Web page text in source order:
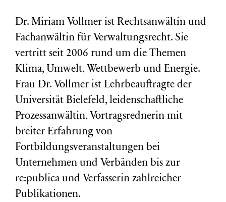
Dr. Miriam Vollmer ist Rechtsanwältin und
Fachanwältin für Verwaltungsrecht. Sie
vertritt seit 2006 rund um die Themen
Klima, Umwelt, Wettbewerb und Energie.
Frau Dr. Vollmer ist Lehrbeauftragte der
Universität Bielefeld, leidenschaftliche
Prozessanwältin, Vortragsrednerin mit
breiter Erfahrung von
Fortbildungsveranstaltungen bei
Unternehmen und Verbänden bis zur
re:publica und Verfasserin zahlreicher
Publikationen.